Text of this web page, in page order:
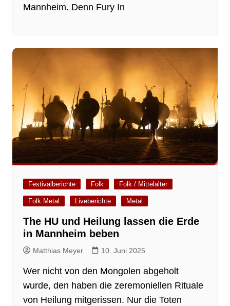
Mannheim. Denn Fury In
Festivalberichte Folk Folk / Mittelalter
Folk Metal Liveberichte Metal
The HU und Heilung lassen die Erde
in Mannheim beben
Matthias Meyer 10. Juni 2025
Wer nicht von den Mongolen abgeholt
wurde, den haben die zeremoniellen Rituale
von Heilung mitgerissen. Nur die Toten